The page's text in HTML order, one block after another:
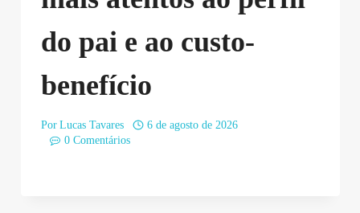
do pai e ao custo-
benefício
Por Lucas Tavares
6 de agosto de 2026
0 Comentários